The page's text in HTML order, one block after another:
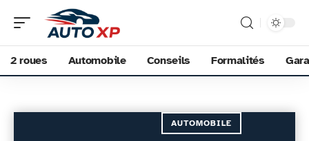
2 roues Automobile Conseils Formalités
AUTOMOBILE